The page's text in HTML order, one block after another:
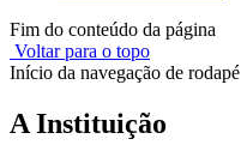
Fim do conteúdo da página
Voltar para o topo
Início da navegação de rodapé
A Instituição